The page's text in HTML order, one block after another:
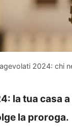
2024: chi
la tua casa
la proroga.